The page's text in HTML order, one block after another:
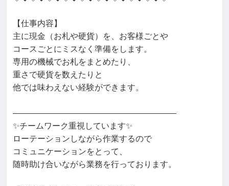
【仕事内容】
主に現金（お札や硬貨）を、お客様ごとや
コースごとにミスなく準備をします。
専用の機械でお札をまとめたり、
重さで硬貨を数えたりと
他では味わえない経験ができます。
――――――――――――――――――――
✨チームワーク重視しています✨
ローテーションしながら作業するので
コミュニケーションをとって、
随時助け合いながら業務を行っております。